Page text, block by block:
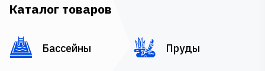
Каталог товаров
Бассейны Пруды